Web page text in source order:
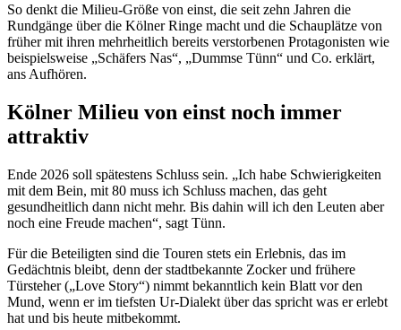
So denkt die Milieu-Größe von einst, die seit zehn Jahren die
Rundgänge über die Kölner Ringe macht und die Schauplätze von
früher mit ihren mehrheitlich bereits verstorbenen Protagonisten wie
beispielsweise „Schäfers Nas“, „Dummse Tünn“ und Co. erklärt,
ans Aufhören.
Kölner Milieu von einst noch immer
attraktiv
Ende 2026 soll spätestens Schluss sein. „Ich habe Schwierigkeiten
mit dem Bein, mit 80 muss ich Schluss machen, das geht
gesundheitlich dann nicht mehr. Bis dahin will ich den Leuten aber
noch eine Freude machen“, sagt Tünn.
Für die Beteiligten sind die Touren stets ein Erlebnis, das im
Gedächtnis bleibt, denn der stadtbekannte Zocker und frühere
Türsteher („Love Story“) nimmt bekanntlich kein Blatt vor den
Mund, wenn er im tiefsten Ur-Dialekt über das spricht was er erlebt
hat und bis heute mitbekommt.